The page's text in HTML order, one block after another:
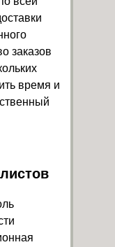
заказов
время и